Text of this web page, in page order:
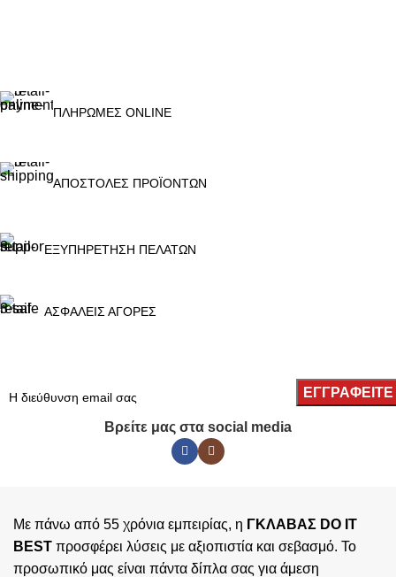
ΠΛΗΡΩΜΕΣ ONLINE
ΑΠΟΣΤΟΛΕΣ ΠΡΟΪΟΝΤΩΝ
ΕΞΥΠΗΡΕΤΗΣΗ ΠΕΛΑΤΩΝ
ΑΣΦΑΛΕΙΣ ΑΓΟΡΕΣ
Βρείτε μας στα social media
Με πάνω από 55 χρόνια εμπειρίας, η ΓΚΛΑΒΑΣ DO IT
BEST προσφέρει λύσεις με αξιοπιστία και σεβασμό. Το
προσωπικό μας είναι πάντα δίπλα σας για άμεση